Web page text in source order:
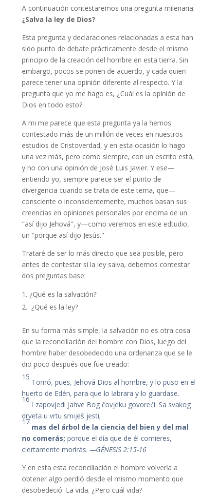
A continuación contestaremos una pregunta milenaria:
¿Salva la ley de Dios?
Esta pregunta y declaraciones relacionadas a esta han
sido punto de debate prácticamente desde el mismo
principio de la creación del hombre en esta tierra. Sin
embargo, pocos se ponen de acuerdo, y cada quien
parece tener una opinión diferente al respecto. Y la
pregunta que yo me hago es, ¿Cuál es la opinión de
Dios en todo esto?
A mi me parece que esta pregunta ya la hemos
contestado más de un millón de veces en nuestros
estudios de Cristoverdad, y en esta ocasión lo hago
una vez más, pero como siempre, con un escrito está,
y no con una opinión de José Luis Javier. Y ese—
entiendo yo, siempre parece ser el punto de
divergencia cuando se trata de este tema, que—
consciente o inconscientemente, muchos basan sus
creencias en opiniones personales por encima de un
"así dijo Jehová", y—como veremos en este edtudio,
un "porque así dijo Jesús."
Trataré de ser lo más directo que sea posible, pero
antes de contestar si la ley salva, debemos contestar
dos preguntas base:
¿Qué es la salvación?
¿Qué es la ley?
En su forma más simple, la salvación no es otra cosa
que la reconciliación del hombre con Dios, luego del
hombre haber desobedecido una ordenanza que se le
dio poco después que fue creado:
15
Tomó, pues, Jehová Dios al hombre, y lo puso en el
huerto de Edén, para que lo labrara y lo guardase.
16
I zapovjedi Jahve Bog čovjeku govoreći: Sa svakog
drveta u vrtu smiješ jesti;
17
mas del árbol de la ciencia del bien y del mal
no comerás; porque el día que de él comieres,
ciertamente morirás. —GÉNESIS 2:15-16
Y en esta esta reconciliación el hombre volvería a
obtener algo perdió desde el mismo momento que
desobedeció: La vida. ¿Pero cuál vida?